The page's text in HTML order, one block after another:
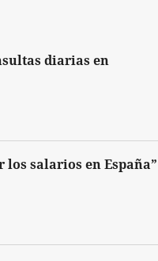
diarias en
salarios en España”